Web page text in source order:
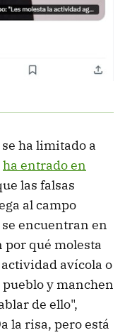
ha limitado a
ha entrado en
las falsas
al campo
encuentran en
por qué molesta
avícola o
y manchen
de ello",
la risa, pero está